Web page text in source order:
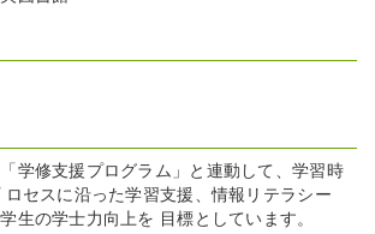
学修支援プログラム」と連動して、学習時
セスに沿った学習支援、情報リテラシー
生の学士力向上を 目標としています。